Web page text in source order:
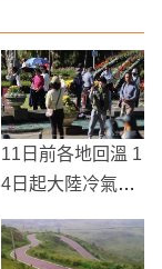
11日前各地回溫 1
4日起大陸冷氣團
1度